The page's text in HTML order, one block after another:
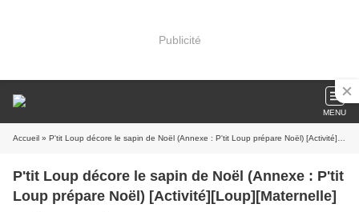
Publicité
MENU
Accueil » P'tit Loup décore le sapin de Noël (Annexe : P'tit Loup prépare Noël) [Activité][Loup][Maternelle]
P'tit Loup décore le sapin de Noël (Annexe : P'tit
Loup prépare Noël) [Activité][Loup][Maternelle]